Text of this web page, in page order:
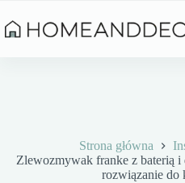
do
treści
Strona główna
Zlewozmywak franke z baterią
rozwiązanie do